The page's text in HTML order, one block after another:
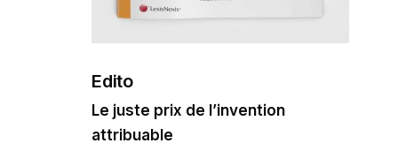
Edito
Le juste prix de l’invention
attribuable